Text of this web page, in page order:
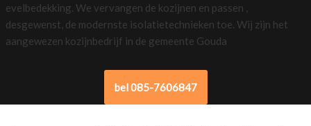
evelbedekking. We vervangen de kozijnen en passen ,
desgewenst, de modernste isolatietechnieken toe. Wij zijn het
aangewezen kozijnbedrijf in de gemeente Gouda
bel 085-7606847